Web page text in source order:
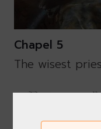
Chapel 5
The wisest